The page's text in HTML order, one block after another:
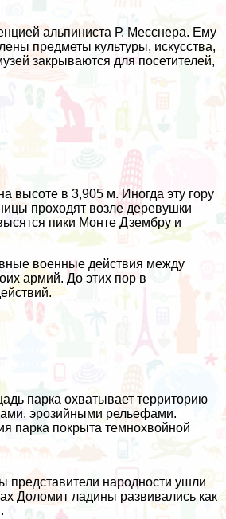
альпиниста Р. Месснера. Ему
предметы культуры, искусства,
закрываются для посетителей,
высоте в 3,905 м. Иногда эту гору
проходят возле деревушки
пики Монте Дзембру и
военные действия между
армий. До этих пор в
парка охватывает территорию
эрозийными рельефами.
парка покрыта темнохвойной
народности ушли
Доломит ладины развивались как